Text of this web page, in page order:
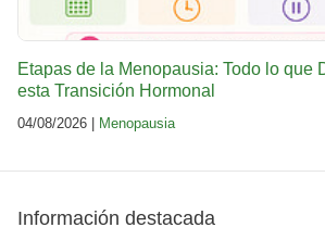
Etapas de la Menopausia: Todo lo que
esta Transición Hormonal
04/08/2026 | Menopausia
Información destacada